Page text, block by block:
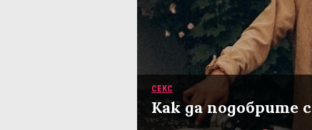
СЕКС
Как да подобрите